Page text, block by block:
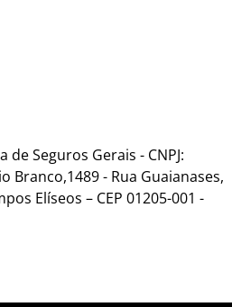
Seguros Gerais - CNPJ:
Branco,1489 - Rua Guaianases,
Elíseos – CEP 01205-001 -